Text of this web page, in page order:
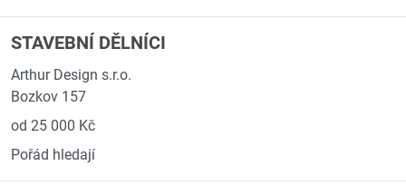
STAVEBNÍ DĚLNÍCI
Arthur Design s.r.o.
Bozkov 157
od 25 000 Kč
Pořád hledají